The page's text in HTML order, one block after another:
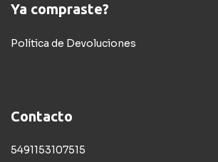
Ya compraste?
Política de Devoluciones
Contacto
5491153107515